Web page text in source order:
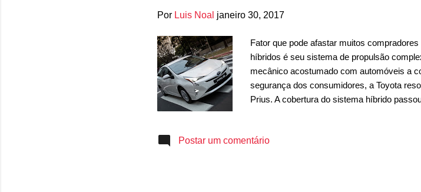
Por Luis Noal janeiro 30, 2017
Fator que pode afastar muitos
híbridos é seu sistema de propulsão
mecânico acostumado com automóveis a
segurança dos consumidores, a Toyota
Prius. A cobertura do sistema híbrido
monitoramento do sistema e o motor
Postar um comentário